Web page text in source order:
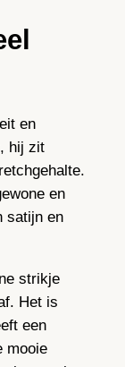
en
hij zit
en
satijn en
strikje
Het is
een
mooie